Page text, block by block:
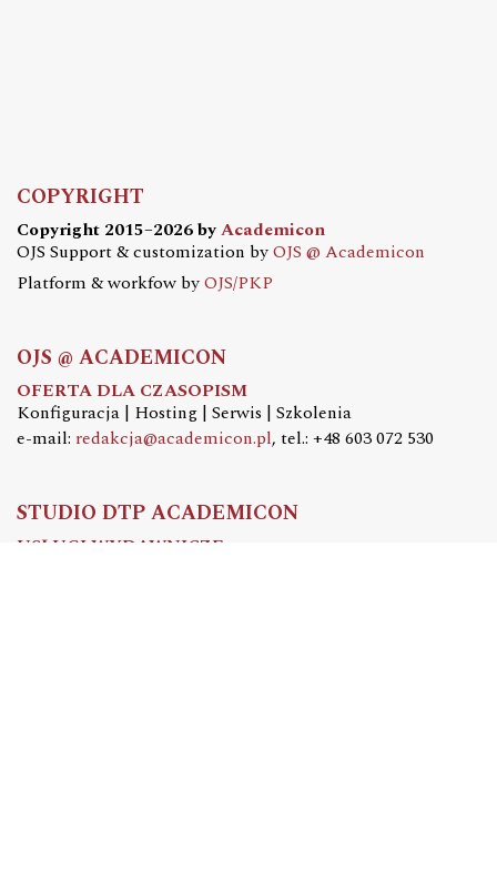
COPYRIGHT
Copyright 2015–2026 byAcademicon
OJS Support & customization byOJS @ Academicon
Platform & workfow byOJS/PKP
OJS @ ACADEMICON
OFERTA DLA CZASOPISM
Konfiguracja | Hosting | Serwis | Szkolenia
e-mail: redakcja@academicon.pl, tel.: +48 603 072 530
STUDIO DTP ACADEMICON
USŁUGI WYDAWNICZE